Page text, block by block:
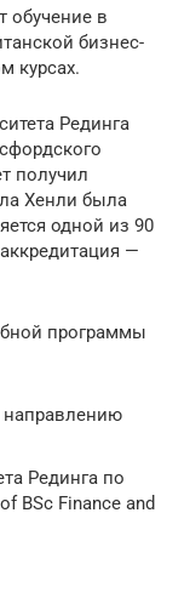
обучение в
бизнес-
курсах.
Рединга
получил
Хенли была
одной из 90
—
программы
Рединга по
BSc Finance and